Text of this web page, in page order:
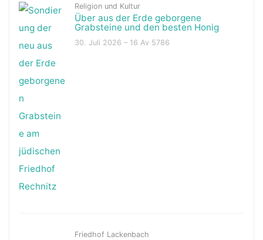
Religion und Kultur
Über aus der Erde geborgene
Grabsteine und den besten Honig
30. Juli 2026 – 16 Av 5786
Friedhof Lackenbach